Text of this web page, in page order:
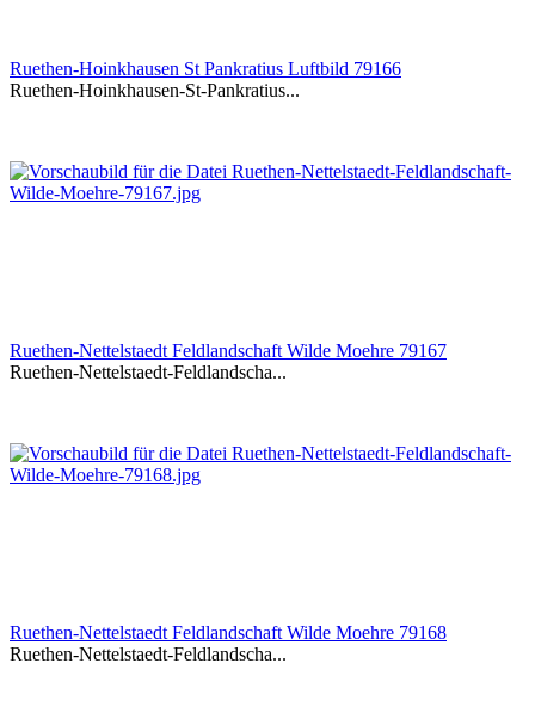
Ruethen-Hoinkhausen St Pankratius Luftbild 79166
Ruethen-Hoinkhausen-St-Pankratius...
Ruethen-Nettelstaedt Feldlandschaft Wilde Moehre 79167
Ruethen-Nettelstaedt-Feldlandscha...
Ruethen-Nettelstaedt Feldlandschaft Wilde Moehre 79168
Ruethen-Nettelstaedt-Feldlandscha...